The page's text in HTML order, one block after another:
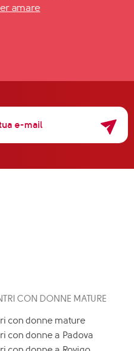
amare
CON DONNE MATURE
con donne mature
con donne a Padova